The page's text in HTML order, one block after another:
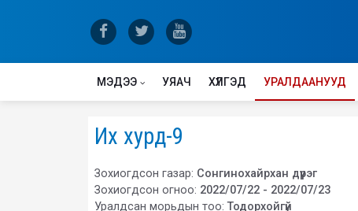
МЭДЭЭ УЯАЧ ХҮЛГЭД УРАЛДААНУУД
Их хурд-9
Зохиогдсон газар: Сонгинохайрхан дүүрэг
Зохиогдсон огноо: 2022/07/22 - 2022/07/23
Уралдсан морьдын тоо:Тодорхойгүй